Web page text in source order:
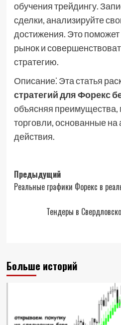
обучения трейдингу.
сделки, анализируйте
достижения. Это
рынок и
стратегию.
Описание⁚ Эта статья
стратегий для Форекс
объясняя
торговли, основанные на
действия.
Навигация
записи
Предыдущий
Реальные графики Форекс в
Тендеры в
Больше историй